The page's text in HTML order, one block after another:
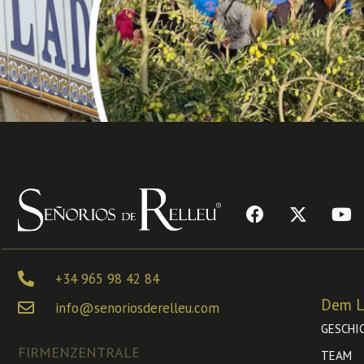
+34 965 98 42 84
info@senoriosderelleu.com
FIRMENZENTRALE
Dem
TEAM